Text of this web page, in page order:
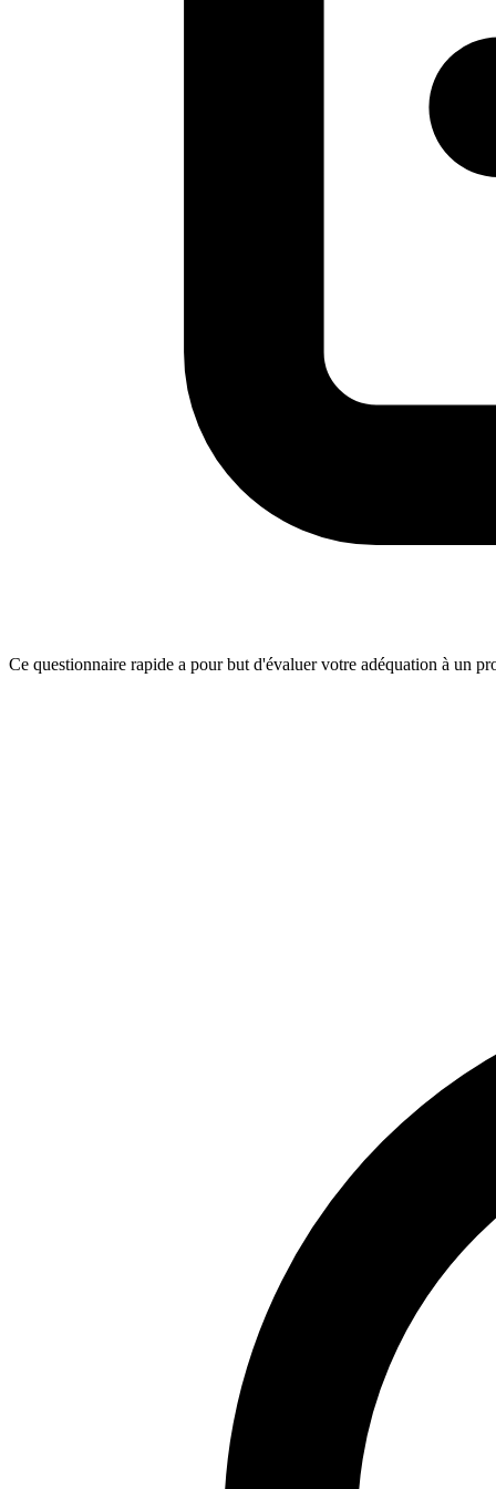
Ce questionnaire rapide a pour but d'évaluer votre adéquation à un